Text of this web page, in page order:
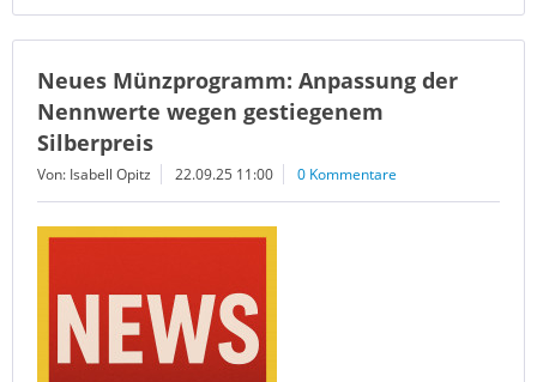
Neues Münzprogramm: Anpassung der
Nennwerte wegen gestiegenem
Silberpreis
Von: Isabell Opitz 22.09.25 11:00 0 Kommentare